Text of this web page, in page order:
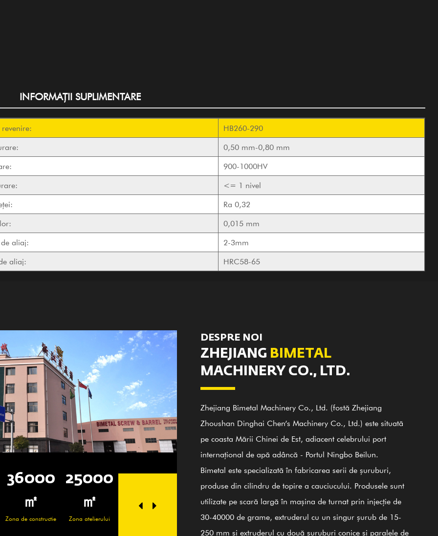
INFORMAȚII SUPLIMENTARE
HB260-290
0,50 mm-0,80 mm
900-1000HV
<= 1 nivel
Ra 0,32
0,015 mm
aliaj:
2-3mm
aliaj:
HRC58-65
25000
㎡
Zona atelierului
100+
Angajați pricepuți
36000
㎡
Zona de constructie
25000
㎡
Zona atelierului
100+ 20
DESPRE NOI
ZHEJIANG BIMETAL
MACHINERY CO., LTD.
Zhejiang Bimetal Machinery Co., Ltd. (fostă Zhejiang
Zhoushan Dinghai Chen’s Machinery Co., Ltd.) este situată
pe coasta Mării Chinei de Est, adiacent celebrului port
internațional de apă adâncă - Portul Ningbo Beilun.
Bimetal este specializată în fabricarea serii de șuruburi,
produse din cilindru de topire a cauciucului. Produsele sunt
utilizate pe scară largă în mașina de turnat prin injecție de
30-40000 de grame, extruderul cu un singur șurub de 15-
250 mm și extruderul cu două șuruburi conice și paralele de